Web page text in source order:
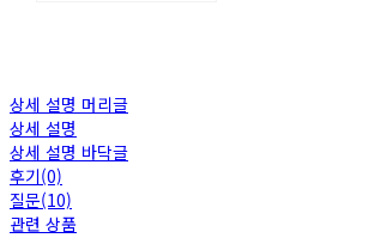
상세 설명 머리글
상세 설명
상세 설명 바닥글
후기(0)
질문(10)
관련 상품